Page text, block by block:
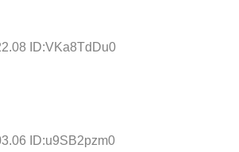
ID:VKa8TdDu0
ID:u9SB2pzm0